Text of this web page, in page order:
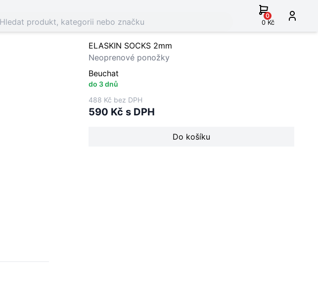
0
0 Kč
ELASKIN SOCKS 2mm
Neoprenové ponožky
Beuchat
do 3 dnů
488 Kč bez DPH
590 Kč s DPH
Do košíku